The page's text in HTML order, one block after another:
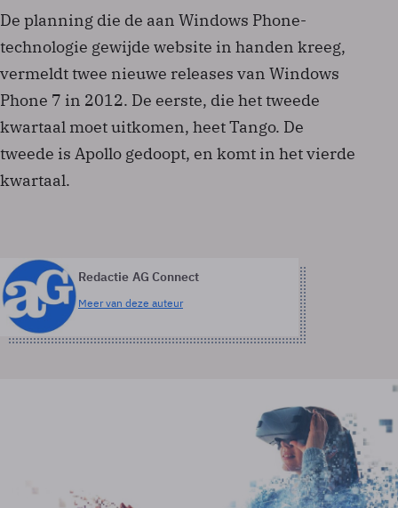
De planning die de aan Windows Phone-
technologie gewijde website in handen kreeg,
vermeldt twee nieuwe releases van Windows
Phone 7 in 2012. De eerste, die het tweede
kwartaal moet uitkomen, heet Tango. De
tweede is Apollo gedoopt, en komt in het vierde
kwartaal.
Redactie AG Connect
Meer van deze auteur